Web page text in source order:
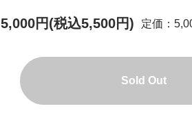
5,000円(税込5,500円) 定価：
Sold Out